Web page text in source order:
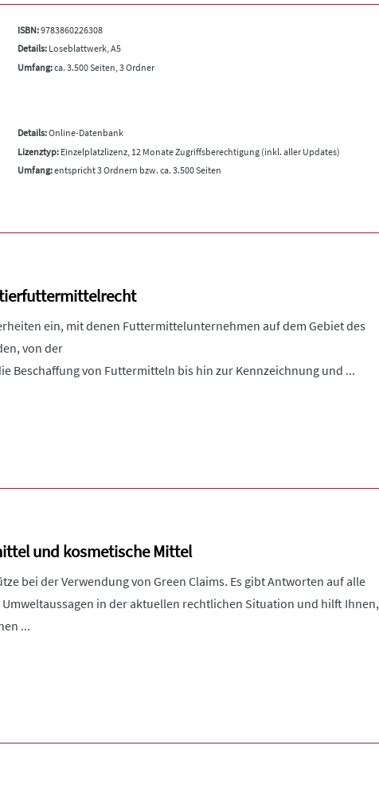
ISBN:9783860226308
Details:Loseblattwerk, A5
Umfang:ca. 3.500 Seiten, 3 Ordner
Details:Online-Datenbank
Lizenztyp:Einzelplatzlizenz, 12 Monate Zugriffsberechtigung (inkl. aller Updates)
Umfang:entspricht 3 Ordnern bzw. ca. 3.500 Seiten
ein, mit denen Futtermittelunternehmen auf dem Gebiet des
von der
Beschaffung von Futtermitteln bis hin zur Kennzeichnung und ...
und kosmetische Mittel
bei der Verwendung von Green Claims. Es gibt Antworten auf alle
in der aktuellen rechtlichen Situation und hilft Ihnen,
...